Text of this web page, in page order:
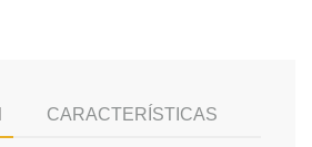
CARACTERÍSTICAS